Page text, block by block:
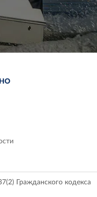
Гражданского кодекса